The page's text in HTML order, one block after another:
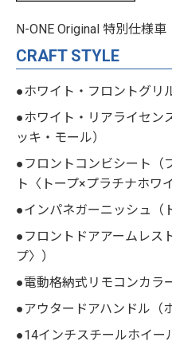
N-ONE Original 特別仕様車
CRAFT STYLE
●ホワイト・フロントグリ
●ホワイト・リアライセン
ッキ・モール）
●フロントコンビシート（
ト〈トープ×プラチナホワ
●インパネガーニッシュ（
●フロントドアアームレス
プ〉）
●電動格納式リモコンカラ
●アウタードアハンドル（
●14インチスチールホイー